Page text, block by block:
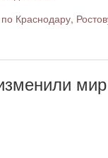
Краснодару,
мир